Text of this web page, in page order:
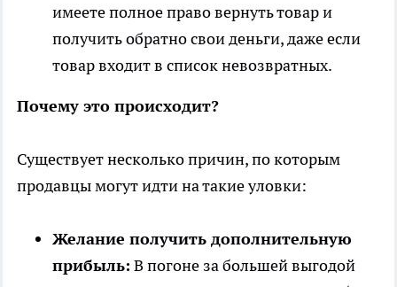
имеете полное право вернуть товар и
получить обратно свои деньги, даже если
товар входит в список невозвратных.
Почему это происходит?
Существует несколько причин, по которым
продавцы могут идти на такие уловки:
Желание получить дополнительную
прибыль: В погоне за большей выгодой